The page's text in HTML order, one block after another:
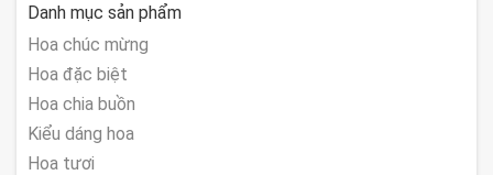
Danh mục sản phẩm
Hoa chúc mừng
Hoa đặc biệt
Hoa chia buồn
Kiểu dáng hoa
Hoa tươi